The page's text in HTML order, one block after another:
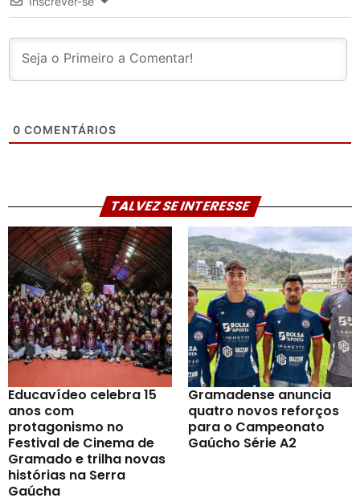
0 COMENTÁRIOS
TALVEZ SE INTERESSE
Educavídeo celebra 15
anos com
protagonismo no
Festival de Cinema de
Gramado e trilha novas
histórias na Serra
Gaúcha
Gramadense anuncia
quatro novos reforços
para o Campeonato
Gaúcho Série A2